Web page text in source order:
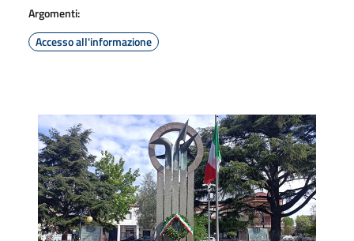
Argomenti:
Accesso all'informazione